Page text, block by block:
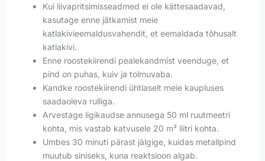
Kui liivapritsimisseadmed ei ole kättesaadavad,
kasutage enne jätkamist meie
katlakivieemaldusvahendit, et eemaldada tõhusalt
katlakivi.
Enne roostekiirendi pealekandmist veenduge, et
pind on puhas, kuiv ja tolmuvaba.
Kandke roostekiirendi ühtlaselt meie kaupluses
saadaoleva rulliga.
Arvestage ligikaudse annusega 50 ml ruutmeetri
kohta, mis vastab katvusele 20 m² liitri kohta.
Umbes 30 minuti pärast jälgige, kuidas metallpind
muutub siniseks, kuna reaktsioon algab.